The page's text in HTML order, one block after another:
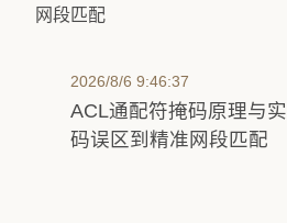
2026/8/6 9:46:37
ACL通配符掩码原理与
码误区到精准网段匹配